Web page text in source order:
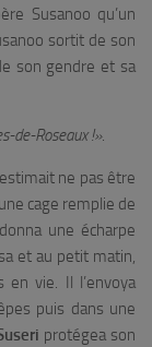
Susanoo qu’un
sortit de son
son gendre et sa
de-Roseaux !».
estimait ne pas être
cage remplie de
une écharpe
et au petit matin,
vie. Il l’envoya
puis dans une
protégea son